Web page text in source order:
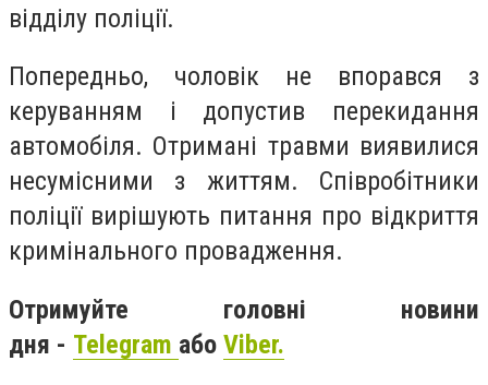
відділу поліції.
Попередньо, чоловік не впорався з
керуванням і допустив перекидання
автомобіля. Отримані травми виявилися
несумісними з життям. Співробітники
поліції вирішують питання про відкриття
кримінального провадження.
Отримуйте головні новини
дня - Telegram або Viber.